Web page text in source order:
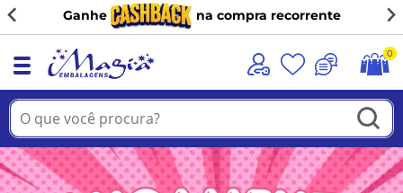
(11) 98944-9091
…
0